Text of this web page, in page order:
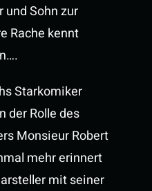
und Sohn zur
Rache kennt
Starkomiker
der Rolle des
Monsieur Robert
mehr erinnert
mit seiner